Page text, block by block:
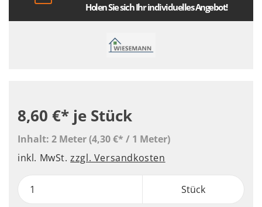
Holen Sie sich Ihr individuelles Angebot!
8,60 €* je Stück
Inhalt: 2 Meter(4,30 €* / 1 Meter)
inkl. MwSt.zzgl. Versandkosten
Stück